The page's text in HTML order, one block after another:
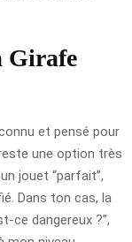
Girafe
et pensé pour
une option très
jouet “parfait”,
Dans ton cas, la
ce dangereux ?”,